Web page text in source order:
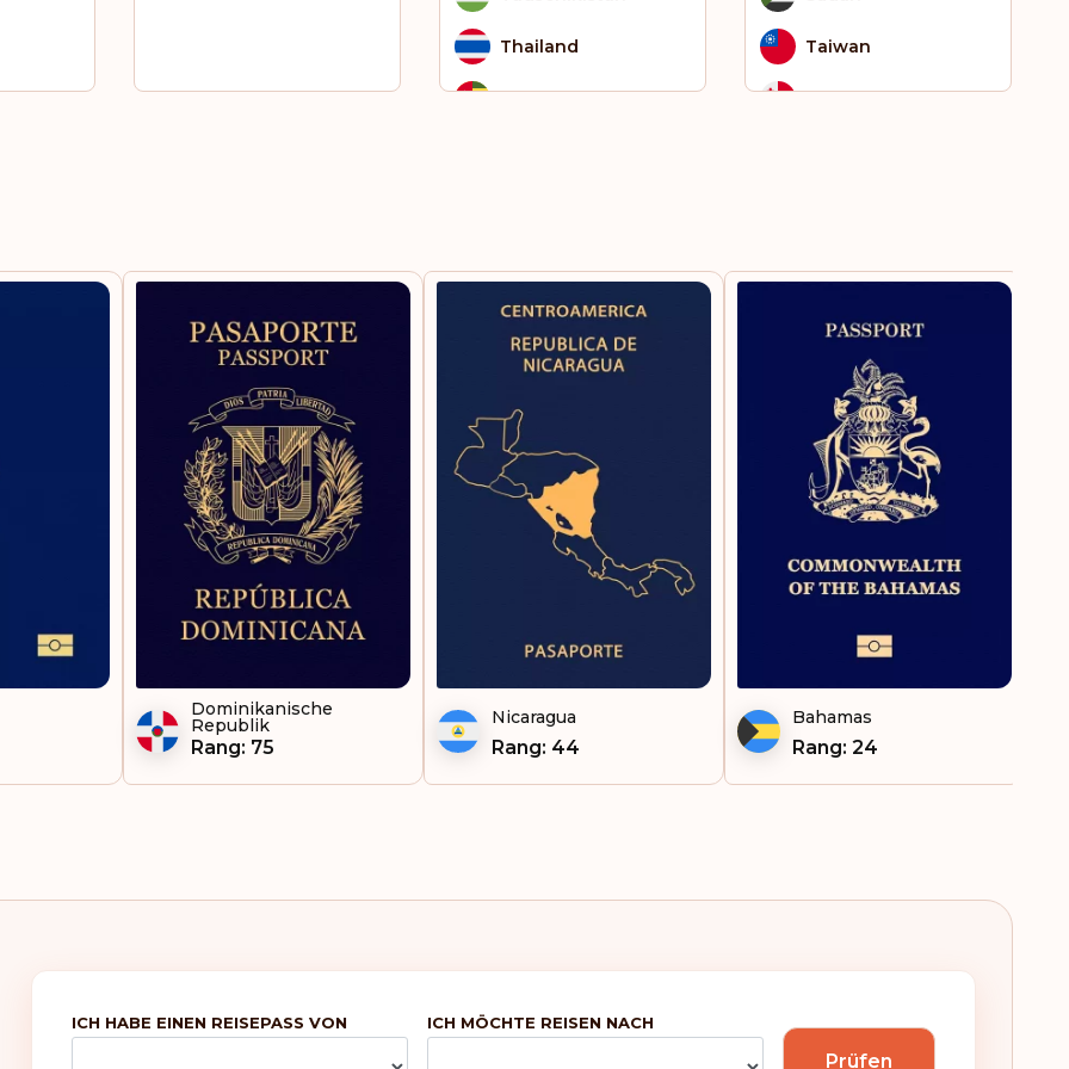
Thailand
Togo
Taiwan
Tonga
von Amerika
Weißrussland
Wiedervereinigung
Zentralafrikanische
Republik
Dominikanische
Republik
Rang: 75
Nicaragua
Rang: 44
Bahamas
Rang: 24
ICH HABE EINEN REISEPASS VON ICH MÖCHTE REISEN NACH
Prüfen